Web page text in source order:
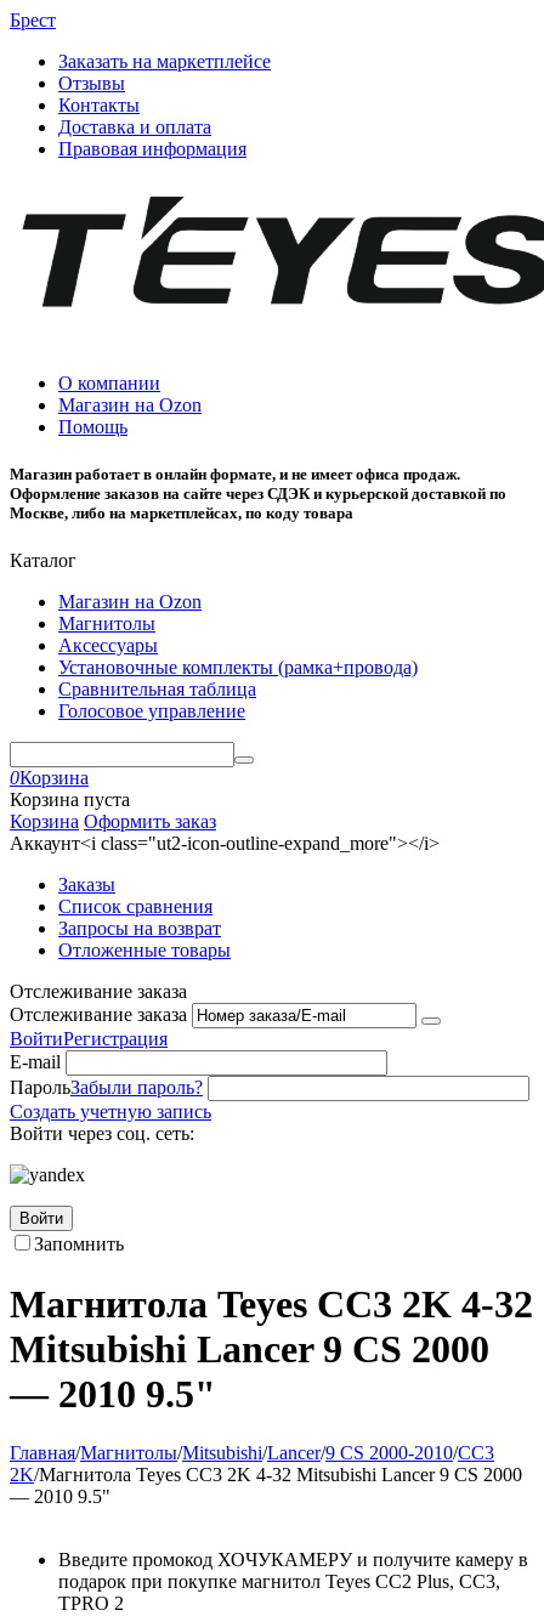
Брест
Заказать на маркетплейсе
Отзывы
Контакты
Доставка и оплата
Правовая информация
О компании
Магазин на Ozon
Помощь
Магазин работает в онлайн формате, и не имеет офиса продаж.
Оформление заказов на сайте через СДЭК и курьерской доставкой по
Москве, либо на маркетплейсах, по коду товара
Каталог
Магазин на Ozon
Магнитолы
Аксессуары
Установочные комплекты (рамка+провода)
Сравнительная таблица
Голосовое управление
0Корзина
Корзина пуста
Корзина Оформить заказ
Аккаунт<i class="ut2-icon-outline-expand_more"></i>
Заказы
Список сравнения
Запросы на возврат
Отложенные товары
Отслеживание заказа
Отслеживание заказа
ВойтиРегистрация
E-mail
ПарольЗабыли пароль?
Создать учетную запись
Войти через соц. сеть:
Войти
Запомнить
Магнитола Teyes CC3 2K 4-32
Mitsubishi Lancer 9 CS 2000
— 2010 9.5"
Главная/Магнитолы/Mitsubishi/Lancer/9 CS 2000-2010/CC3
2K/Магнитола Teyes CC3 2K 4-32 Mitsubishi Lancer 9 CS 2000
— 2010 9.5"
Введите промокод ХОЧУКАМЕРУ и получите камеру в
подарок при покупке магнитол Teyes CC2 Plus, CC3,
TPRO 2